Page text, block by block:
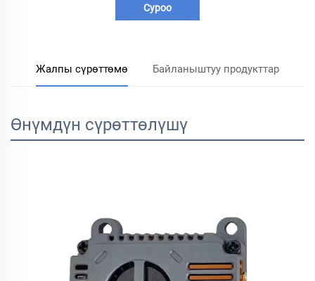
Суроо
Жалпы сүрөттөмө Байланыштуу продукттар
Өнүмдүн сүрөттөлүшү